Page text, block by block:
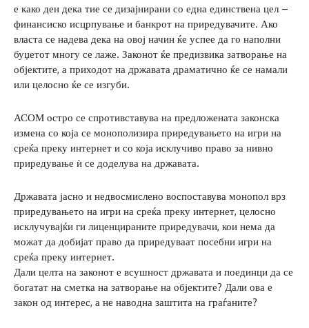
е како ден дека тие се дизајнирани со една единствена цел –
финансиско исцрпување и банкрот на приредувачите. Ако
власта се надева дека на овој начин ќе успее да го наполни
буџетот многу се лаже. Законот ќе предизвика затворање на
објектите, а приходот на државата драматично ќе се намали
или целосно ќе се изгуби.
АСОМ остро се спротивставува на предложената законска
измена со која се монополизира приредувањето на игри на
среќа преку интернет и со која исклучиво право за нивно
приредување ѝ се доделува на државата.
Државата јасно и недвосмислено воспоставува монопол врз
приредувањето на игри на среќа преку интернет, целосно
исклучувајќи ги лиценцираните приредувачи, кои нема да
можат да добијат право да приредуваат посебни игри на
среќа преку интернет.
Дали целта на законот е всушност државата и поединци да се
богатат на сметка на затворање на објектите? Дали ова е
закон од интерес, а не наводна заштита на граѓаните?